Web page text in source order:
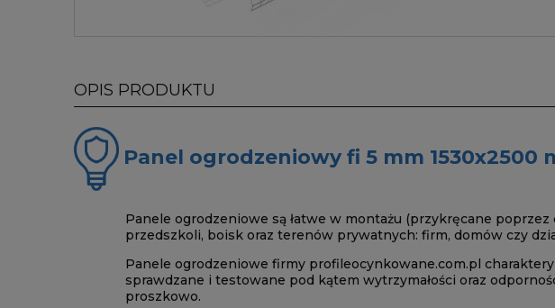
OPIS PRODUKTU
Panel ogrodzeniowy fi 5 mm 1530x2500
Panele ogrodzeniowe są łatwe w montażu (przykręcane
przedszkoli, boisk oraz terenów prywatnych: firm, domów czy
Panele ogrodzeniowe firmy profileocynkowane.com.pl
sprawdzane i testowane pod kątem wytrzymałości oraz
proszkowo.